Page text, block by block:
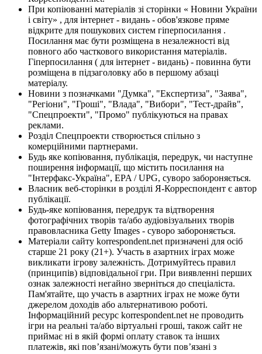
При копіюванні матеріалів зі сторінки « Новини України
і світу» , для інтернет - видань - обов'язкове пряме
відкрите для пошукових систем гіперпосилання .
Посилання має бути розміщена в незалежності від
повного або часткового використання матеріалів.
Гіперпосилання ( для інтернет - видань) - повинна бути
розміщена в підзаголовку або в першому абзаці
матеріалу.
Новини з позначками "Думка", "Експертиза", "Заява",
"Регіони", "Гроші", "Влада", "Вибори", "Тест-драйв",
"Спецпроекти", "Промо" публікуються на правах
реклами.
Розділ Спецпроекти створюється спільно з
комерційними партнерами.
Будь яке копіювання, публікація, передрук, чи наступне
поширення інформації, що містить посилання на
"Інтерфакс-Україна", EPA / UPG, суворо забороняється.
Власник веб-сторінки в розділі Я-Корреспондент є автор
публікації.
Будь-яке копіювання, передрук та відтворення
фотографічних творів та/або аудіовізуальних творів
правовласника Getty Images - суворо забороняється.
Матеріали сайту korrespondent.net призначені для осіб
старше 21 року (21+). Участь в азартних іграх може
викликати ігрову залежність. Дотримуйтесь правил
(принципів) відповідальної гри. При виявленні перших
ознак залежності негайно зверніться до спеціаліста.
Пам'ятайте, що участь в азартних іграх не може бути
джерелом доходів або альтернативою роботі.
Інформаційний ресурс korrespondent.net не проводить
ігри на реальні та/або віртуальні гроші, також сайт не
приймає ні в якій формі оплату ставок та інших
платежів, які пов’язані/можуть бути пов’язані з